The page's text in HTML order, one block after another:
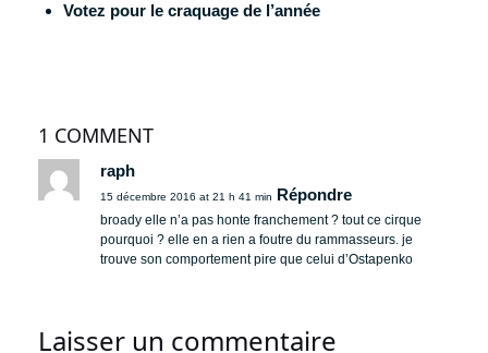
Votez pour le craquage de l’année
1 COMMENT
raph
15 décembre 2016 at 21 h 41 min Répondre
broady elle n’a pas honte franchement ? tout ce cirque
pourquoi ? elle en a rien a foutre du rammasseurs.je
trouve son comportement pire que celui d’Ostapenko
Laisser un commentaire